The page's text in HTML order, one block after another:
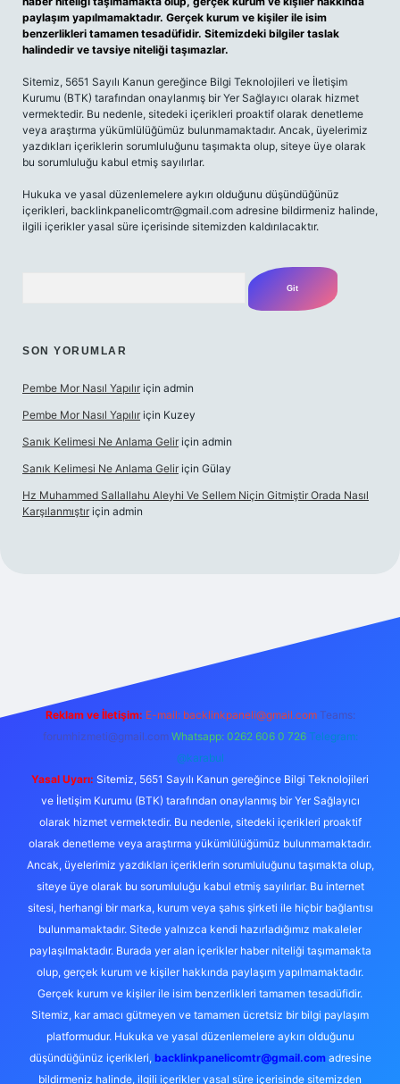
paylaşım yapılmamaktadır. Gerçek kurum ve kişiler ile isim
benzerlikleri tamamen tesadüfidir. Sitemizdeki bilgiler taslak
halindedir ve tavsiye niteliği taşımazlar.
Sitemiz, 5651 Sayılı Kanun gereğince Bilgi Teknolojileri ve İletişim
Kurumu (BTK) tarafından onaylanmış bir Yer Sağlayıcı olarak hizmet
vermektedir. Bu nedenle, sitedeki içerikleri proaktif olarak denetleme
veya araştırma yükümlülüğümüz bulunmamaktadır. Ancak, üyelerimiz
yazdıkları içeriklerin sorumluluğunu taşımakta olup, siteye üye olarak
bu sorumluluğu kabul etmiş sayılırlar.
Hukuka ve yasal düzenlemelere aykırı olduğunu düşündüğünüz
içerikleri, backlinkpanelicomtr@gmail.com adresine bildirmeniz halinde,
ilgili içerikler yasal süre içerisinde sitemizden kaldırılacaktır.
SON YORUMLAR
Pembe Mor Nasıl Yapılır için admin
Pembe Mor Nasıl Yapılır için Kuzey
Sanık Kelimesi Ne Anlama Gelir için admin
Sanık Kelimesi Ne Anlama Gelir için Gülay
Hz Muhammed Sallallahu Aleyhi Ve Sellem Niçin Gitmiştir Orada Nasıl
Karşılanmıştır için admin
Reklam ve İletişim: E-mail: backlinkpaneli@gmail.com Teams:
forumhizmeti@gmail.com Whatsapp: 0262 606 0 726 Telegram:
@karabul
Yasal Uyarı: Sitemiz, 5651 Sayılı Kanun gereğince Bilgi Teknolojileri
ve İletişim Kurumu (BTK) tarafından onaylanmış bir Yer Sağlayıcı
olarak hizmet vermektedir. Bu nedenle, sitedeki içerikleri proaktif
olarak denetleme veya araştırma yükümlülüğümüz bulunmamaktadır.
Ancak, üyelerimiz yazdıkları içeriklerin sorumluluğunu taşımakta olup,
siteye üye olarak bu sorumluluğu kabul etmiş sayılırlar. Bu internet
sitesi, herhangi bir marka, kurum veya şahıs şirketi ile hiçbir bağlantısı
bulunmamaktadır. Sitede yalnızca kendi hazırladığımız makaleler
paylaşılmaktadır. Burada yer alan içerikler haber niteliği taşımamakta
olup, gerçek kurum ve kişiler hakkında paylaşım yapılmamaktadır.
Gerçek kurum ve kişiler ile isim benzerlikleri tamamen tesadüfidir.
Sitemiz, kar amacı gütmeyen ve tamamen ücretsiz bir bilgi paylaşım
platformudur. Hukuka ve yasal düzenlemelere aykırı olduğunu
düşündüğünüz içerikleri, backlinkpanelicomtr@gmail.comadresine
bildirmeniz halinde, ilgili içerikler yasal süre içerisinde sitemizden